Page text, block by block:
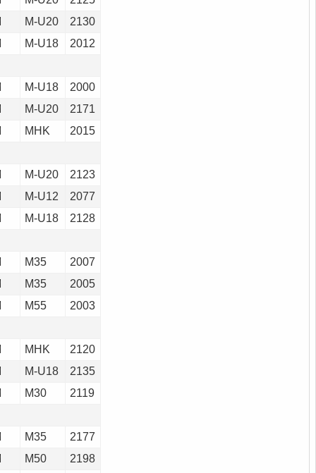
M-U20
2130
M-U18
2012
M-U18
2000
M-U20
2171
MHK
2015
M-U20
2123
M-U12
2077
M-U18
2128
M35
2007
M35
2005
M55
2003
MHK
2120
M-U18
2135
M30
2119
M35
2177
M50
2198